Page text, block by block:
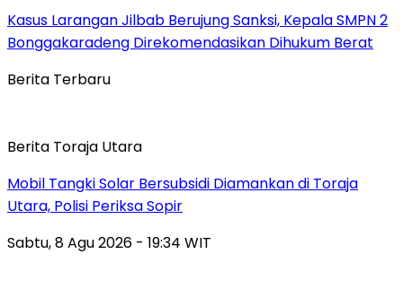
Kasus Larangan Jilbab Berujung Sanksi, Kepala SMPN 2
Bonggakaradeng Direkomendasikan Dihukum Berat
Berita Terbaru
Berita Toraja Utara
Mobil Tangki Solar Bersubsidi Diamankan di Toraja
Utara, Polisi Periksa Sopir
Sabtu, 8 Agu 2026 - 19:34 WIT